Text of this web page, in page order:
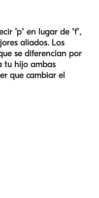
"p" en lugar de "f",
aliados. Los
se diferencian por
tu hijo ambas
que cambiar el